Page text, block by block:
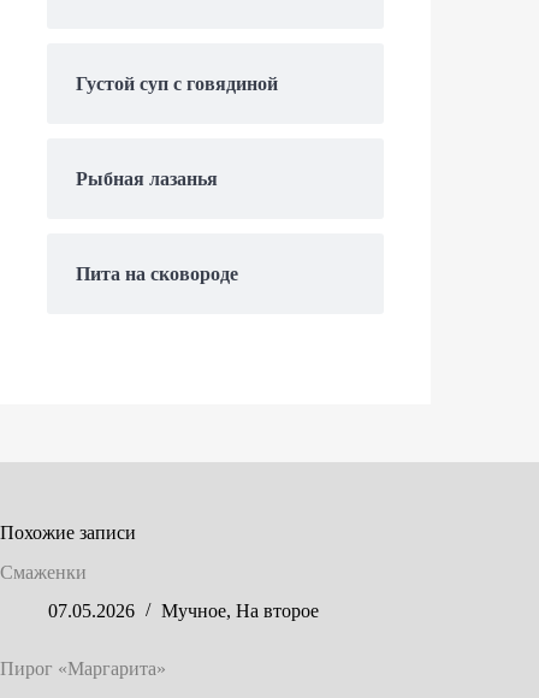
Густой суп с говядиной
Рыбная лазанья
Пита на сковороде
Похожие записи
Смаженки
07.05.2026
Мучное, На второе
Пирог «Маргарита»